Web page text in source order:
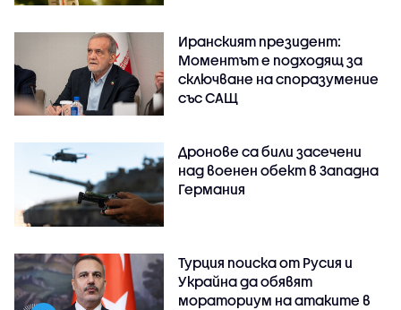
Иранският президент:
Моментът е подходящ за
сключване на споразумение
със САЩ
Дронове са били засечени
над военен обект в Западна
Германия
Турция поиска от Русия и
Украйна да обявят
мораториум на атаките в